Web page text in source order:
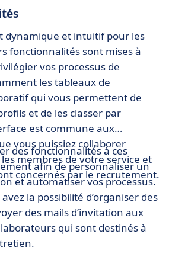
dynamique et intuitif pour les
fonctionnalités sont mises à
vos processus de
les tableaux de
qui vous permettent de
et de les classer par
est commune aux
vous puissiez collaborer
membres de votre service et
concernés par le recrutement.
des fonctionnalités à ces
afin de personnaliser un
et automatiser vos processus.
la possibilité d’organiser des
des mails d’invitation aux
qui sont destinés à